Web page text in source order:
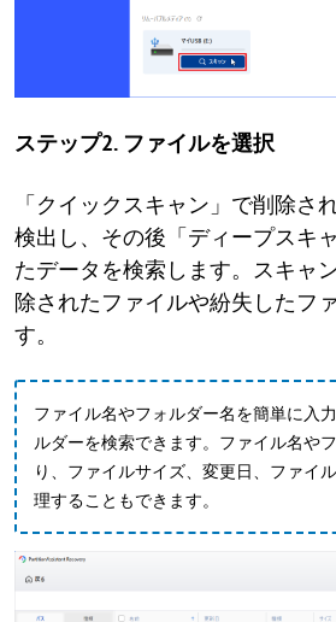
ステップ2. ファイルを選択
「クイックスキャン」で削除さ
検出し、その後「ディープスキ
たデータを検索します。スキャ
除されたファイルや紛失したフ
す。
ファイル名やフォルダー名を簡単に入
ルダーを検索できます。ファイル名や
り、ファイルサイズ、変更日、ファイ
理することもできます。